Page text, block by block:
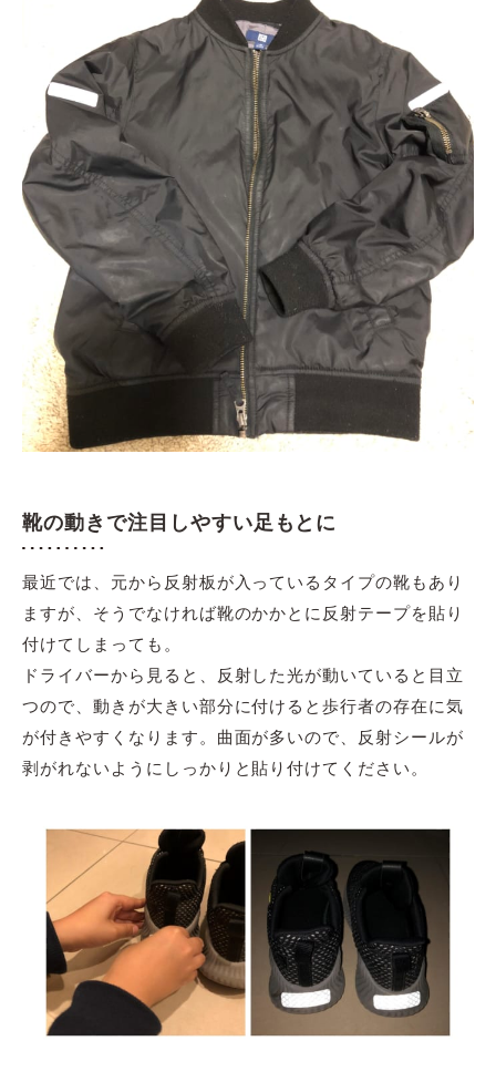
靴の動きで注目しやすい足もとに
最近では、元から反射板が入っているタイプの靴もあり
ますが、そうでなければ靴のかかとに反射テープを貼り
付けてしまっても。
ドライバーから見ると、反射した光が動いていると目立
つので、動きが大きい部分に付けると歩行者の存在に気
が付きやすくなります。曲面が多いので、反射シールが
剥がれないようにしっかりと貼り付けてください。